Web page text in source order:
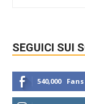
SEGUICI SUI
540,000 Fans